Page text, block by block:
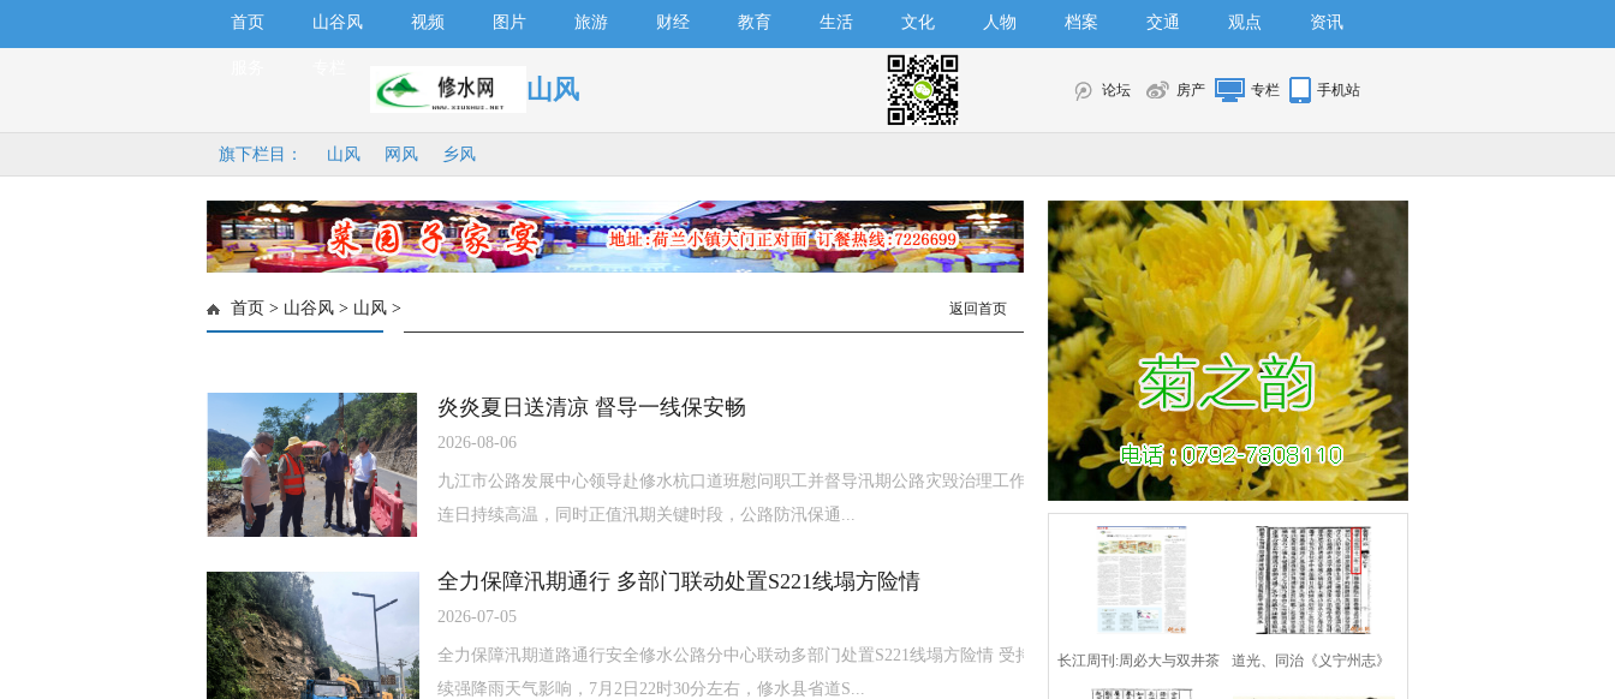
首页 山谷风 视频 图片 旅游 财经 教育 生活 文化 人物 档案 交通 观点 资讯
山风 论坛 房产 专栏 手机站
旗下栏目： 山风 网风 乡风
首页 > 山谷风 > 山风 > 返回首页
炎炎夏日送清凉 督导一线保安畅
2026-08-06
九江市公路发展中心领导赴修水杭口道班慰问职工并督导汛期公路灾毁治理工作
连日持续高温，同时正值汛期关键时段，公路防汛保通...
全力保障汛期通行 多部门联动处置S221线塌方险情
2026-07-05
全力保障汛期道路通行安全修水公路分中心联动多部门处置S221线塌方险情 受持
续强降雨天气影响，7月2日22时30分左右，修水县省道S...
长江周刊:周必大与双井茶 道光、同治《义宁州志》